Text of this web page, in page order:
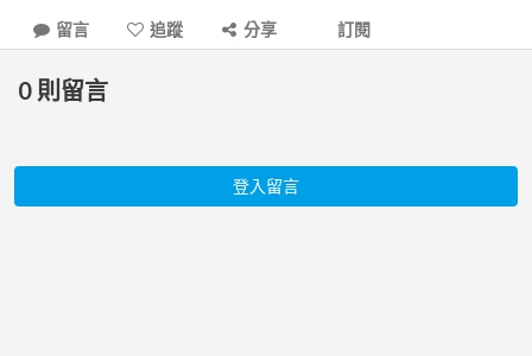
留言 追蹤 分享 訂閱
0 則留言
登入留言